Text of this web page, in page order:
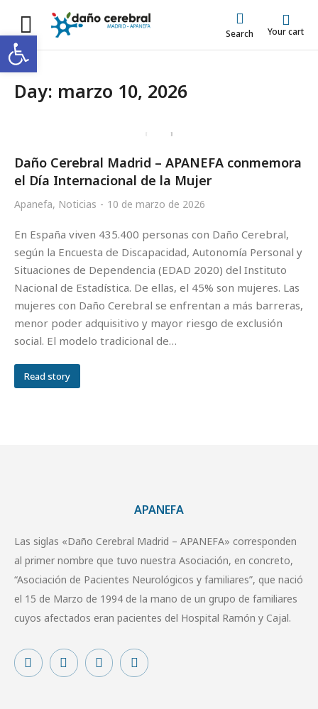
Abrir barra de herramientas Search Your cart
Day: marzo 10, 2026
Daño Cerebral Madrid – APANEFA conmemora
el Día Internacional de la Mujer
Apanefa, Noticias 10 de marzo de 2026
En España viven 435.400 personas con Daño Cerebral,
según la Encuesta de Discapacidad, Autonomía Personal y
Situaciones de Dependencia (EDAD 2020) del Instituto
Nacional de Estadística. De ellas, el 45% son mujeres. Las
mujeres con Daño Cerebral se enfrentan a más barreras,
menor poder adquisitivo y mayor riesgo de exclusión
social. El modelo tradicional de…
Read story
APANEFA
Las siglas «Daño Cerebral Madrid – APANEFA» corresponden
al primer nombre que tuvo nuestra Asociación, en concreto,
“Asociación de Pacientes Neurológicos y familiares”, que nació
el 15 de Marzo de 1994 de la mano de un grupo de familiares
cuyos afectados eran pacientes del Hospital Ramón y Cajal.